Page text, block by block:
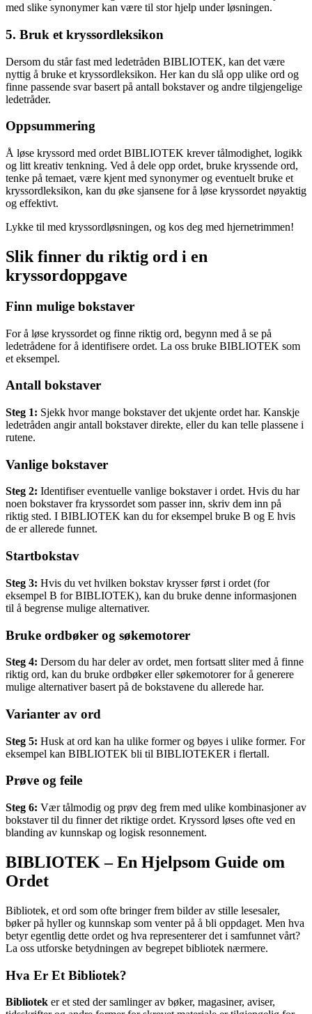
med slike synonymer kan være til stor hjelp under løsningen.
5. Bruk et kryssordleksikon
Dersom du står fast med ledetråden BIBLIOTEK, kan det være
nyttig å bruke et kryssordleksikon. Her kan du slå opp ulike ord og
finne passende svar basert på antall bokstaver og andre tilgjengelige
ledetråder.
Oppsummering
Å løse kryssord med ordet BIBLIOTEK krever tålmodighet, logikk
og litt kreativ tenkning. Ved å dele opp ordet, bruke kryssende ord,
tenke på temaet, være kjent med synonymer og eventuelt bruke et
kryssordleksikon, kan du øke sjansene for å løse kryssordet nøyaktig
og effektivt.
Lykke til med kryssordløsningen, og kos deg med hjernetrimmen!
Slik finner du riktig ord i en
kryssordoppgave
Finn mulige bokstaver
For å løse kryssordet og finne riktig ord, begynn med å se på
ledetrådene for å identifisere ordet. La oss bruke BIBLIOTEK som
et eksempel.
Antall bokstaver
Steg 1: Sjekk hvor mange bokstaver det ukjente ordet har. Kanskje
ledetråden angir antall bokstaver direkte, eller du kan telle plassene i
rutene.
Vanlige bokstaver
Steg 2: Identifiser eventuelle vanlige bokstaver i ordet. Hvis du har
noen bokstaver fra kryssordet som passer inn, skriv dem inn på
riktig sted. I BIBLIOTEK kan du for eksempel bruke B og E hvis
de er allerede funnet.
Startbokstav
Steg 3: Hvis du vet hvilken bokstav krysser først i ordet (for
eksempel B for BIBLIOTEK), kan du bruke denne informasjonen
til å begrense mulige alternativer.
Bruke ordbøker og søkemotorer
Steg 4: Dersom du har deler av ordet, men fortsatt sliter med å finne
riktig ord, kan du bruke ordbøker eller søkemotorer for å generere
mulige alternativer basert på de bokstavene du allerede har.
Varianter av ord
Steg 5: Husk at ord kan ha ulike former og bøyes i ulike former. For
eksempel kan BIBLIOTEK bli til BIBLIOTEKER i flertall.
Prøve og feile
Steg 6: Vær tålmodig og prøv deg frem med ulike kombinasjoner av
bokstaver til du finner det riktige ordet. Kryssord løses ofte ved en
blanding av kunnskap og logisk resonnement.
BIBLIOTEK – En Hjelpsom Guide om
Ordet
Bibliotek, et ord som ofte bringer frem bilder av stille lesesaler,
bøker på hyller og kunnskap som venter på å bli oppdaget. Men hva
betyr egentlig dette ordet og hva representerer det i samfunnet vårt?
La oss utforske betydningen av begrepet bibliotek nærmere.
Hva Er Et Bibliotek?
Bibliotek er et sted der samlinger av bøker, magasiner, aviser,